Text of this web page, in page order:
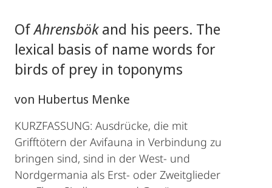
OfAhrensbökand his peers. The
lexical basis of name words for
birds of prey in toponyms
von Hubertus Menke
KURZFASSUNG: Ausdrücke, die mit
Grifftötern der Avifauna in Verbindung zu
bringen sind, sind in der West- und
Nordgermania als Erst- oder Zweitglieder